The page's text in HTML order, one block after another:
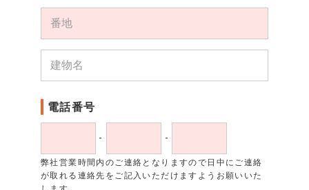
電話番号
- -
弊社営業時間内のご連絡となりますので日中にご連絡
が取れる連絡先をご記入いただけますようお願いいた